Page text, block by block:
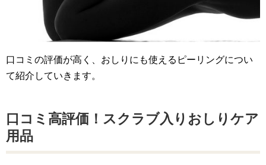
口コミの評価が高く、おしりにも使えるピーリングについ
て紹介していきます。
口コミ高評価！スクラブ入りおしりケア
用品